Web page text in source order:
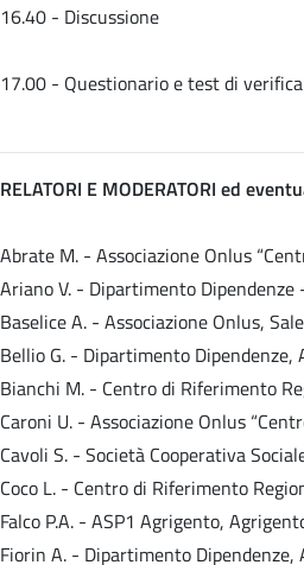
16.40 - Discussione
17.00 - Questionario e test di verifica
RELATORI E MODERATORI ed
Abrate M. - Associazione Onlus
Ariano V. - Dipartimento Dipendenze
Baselice A. - Associazione Onlus,
Bellio G. - Dipartimento Dipendenze,
Bianchi M. - Centro di Riferimento
Caroni U. - Associazione Onlus
Cavoli S. - Società Cooperativa
Coco L. - Centro di Riferimento
Falco P.A. - ASP1 Agrigento,
Fiorin A. - Dipartimento Dipendenze,